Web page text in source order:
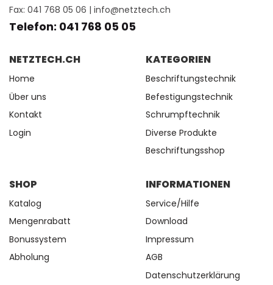
Fax: 041 768 05 06 | info@netztech.ch
Telefon: 041 768 05 05
NETZTECH.CH
Home
Über uns
Kontakt
Login
KATEGORIEN
Beschriftungstechnik
Befestigungstechnik
Schrumpftechnik
Diverse Produkte
Beschriftungsshop
SHOP
Katalog
Mengenrabatt
Bonussystem
Abholung
INFORMATIONEN
Service/Hilfe
Download
Impressum
AGB
Datenschutzerklärung